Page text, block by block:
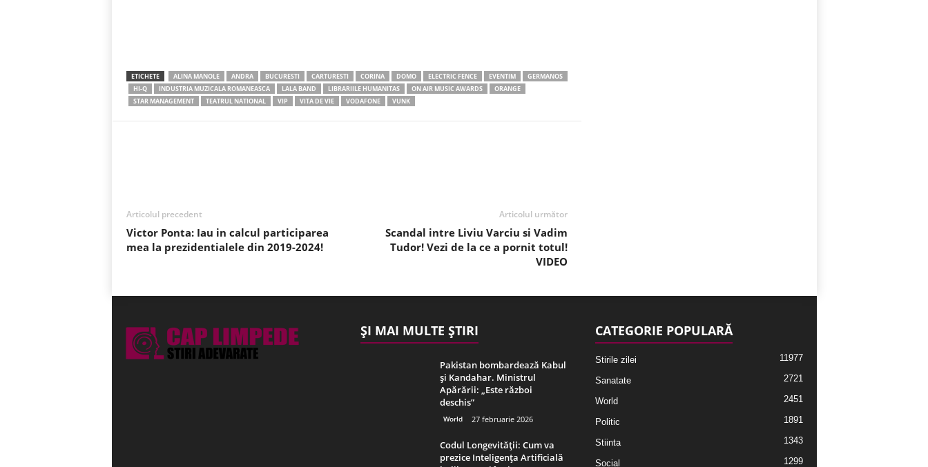
ETICHETE ALINA MANOLE ANDRA BUCURESTI CARTURESTI CORINA DOMO ELECTRIC FENCE EVENTIM
GERMANOS
HI-Q
INDUSTRIA MUZICALA ROMANEASCA LALA BAND LIBRARIILE HUMANITAS ON AIR MUSIC AWARDS
ORANGE
STAR MANAGEMENT
TEATRUL NATIONAL VIP VITA DE VIE VODAFONE VUNK
Articolul precedent
Victor Ponta: Iau in calcul participarea
mea la prezidentialele din 2019-2024!
Articolul următor
Scandal intre Liviu Varciu si Vadim
Tudor! Vezi de la ce a pornit totul!
VIDEO
ȘI MAI MULTE ȘTIRI
Pakistan bombardează Kabul
și Kandahar. Ministrul
Apărării: „Este război
deschis”
World 27 februarie 2026
Codul Longevității: Cum va
prezice Inteligența Artificială
CATEGORIE POPULARĂ
Stirile zilei 11977
Sanatate 2721
World 2451
Politic 1891
Stiinta 1343
Social 1299